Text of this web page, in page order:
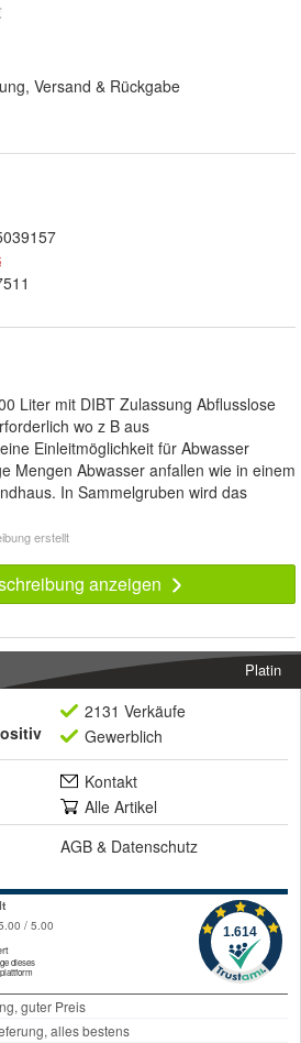
Versand & Rückgabe
Liter mit DIBT Zulassung Abflusslose
wo z B aus
Einleitmöglichkeit für Abwasser
Mengen Abwasser anfallen wie in einem
In Sammelgruben wird das
erstellt
anzeigen
Platin
2131 Verkäufe
Gewerblich
Kontakt
Alle Artikel
AGB & Datenschutz